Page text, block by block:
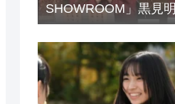
SHOWROOM」黒見